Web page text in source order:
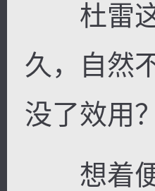
杜雷这
久，自然
没了效用？
想着便